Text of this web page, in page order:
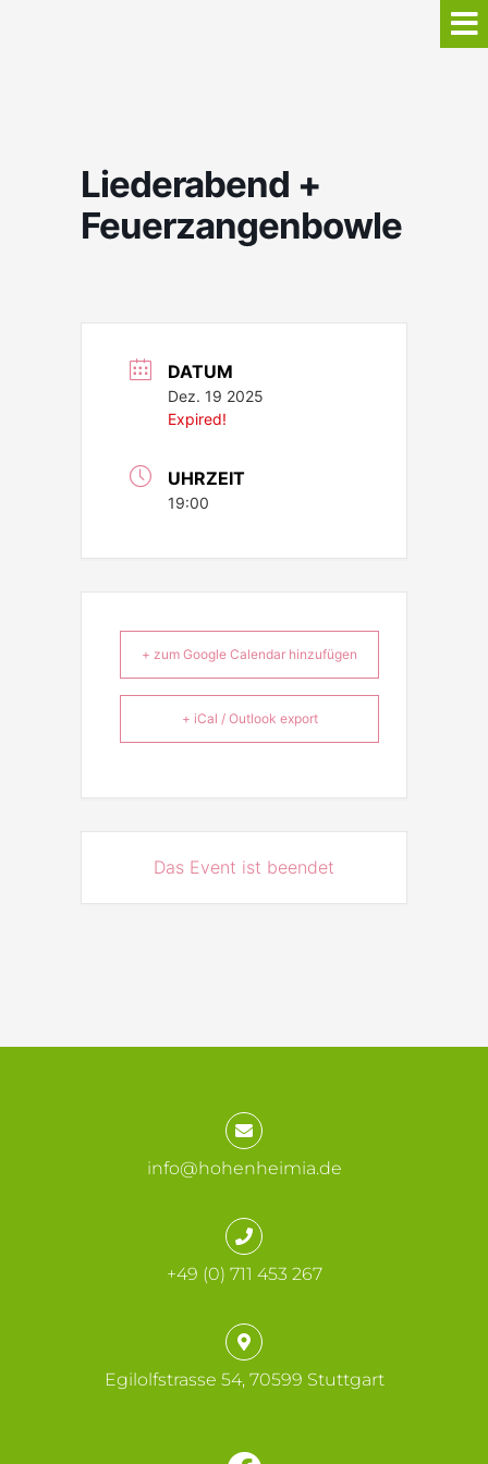
Liederabend +
Feuerzangenbowle
DATUM
Dez. 19 2025
Expired!
UHRZEIT
19:00
+ zum Google Calendar hinzufügen
+ iCal / Outlook export
Das Event ist beendet
info@hohenheimia.de
+49 (0) 711 453 267
Egilolfstrasse 54, 70599 Stuttgart